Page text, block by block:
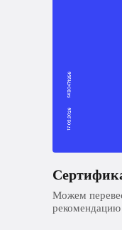
Можем
рекомендацию